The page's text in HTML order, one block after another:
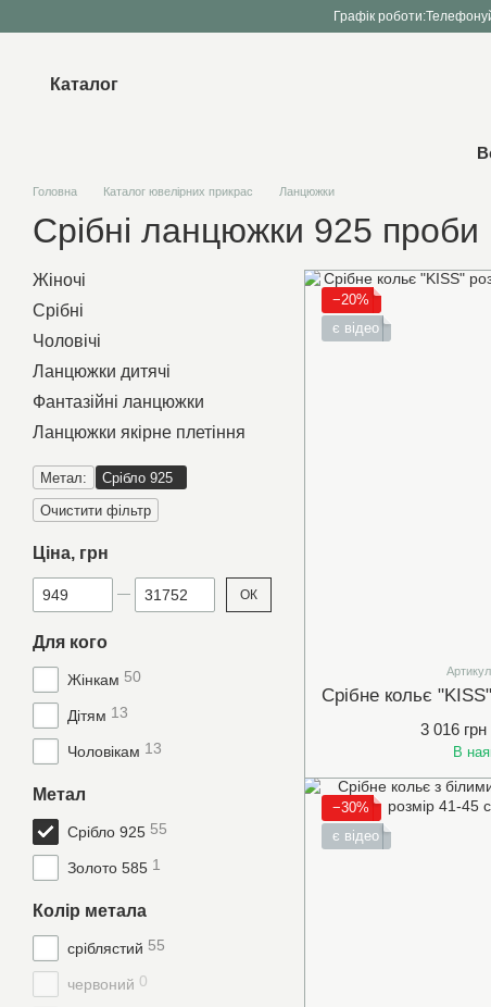
Графік роботи:
Каталог
Головна Каталог ювелірних прикрас Ланцюжки
Срібні ланцюжки 925 проби
−20%
є відео
3 016 грн
В
−30%
є відео
Жіночі
Срібні
Чоловічі
Ланцюжки дитячі
Фантазійні ланцюжки
Ланцюжки якірне плетіння
Метал:
Срібло 925
Очистити фільтр
Ціна, грн
Від Ціна, грн
До Ціна, грн ОК
Для кого
Жінкам 50
Дітям 13
Чоловікам 13
Метал
Срібло 925 55
Золото 585 1
Колір метала
сріблястий 55
червоний 0